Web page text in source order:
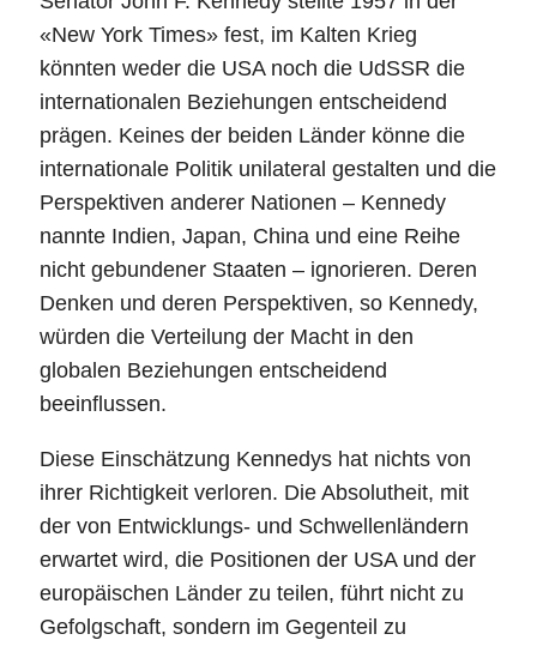
«New York Times» fest, im Kalten Krieg
könnten weder die USA noch die UdSSR die
internationalen Beziehungen entscheidend
prägen. Keines der beiden Länder könne die
internationale Politik unilateral gestalten und die
Perspektiven anderer Nationen – Kennedy
nannte Indien, Japan, China und eine Reihe
nicht gebundener Staaten – ignorieren. Deren
Denken und deren Perspektiven, so Kennedy,
würden die Verteilung der Macht in den
globalen Beziehungen entscheidend
beeinflussen.
Diese Einschätzung Kennedys hat nichts von
ihrer Richtigkeit verloren. Die Absolutheit, mit
der von Entwicklungs- und Schwellenländern
erwartet wird, die Positionen der USA und der
europäischen Länder zu teilen, führt nicht zu
Gefolgschaft, sondern im Gegenteil zu